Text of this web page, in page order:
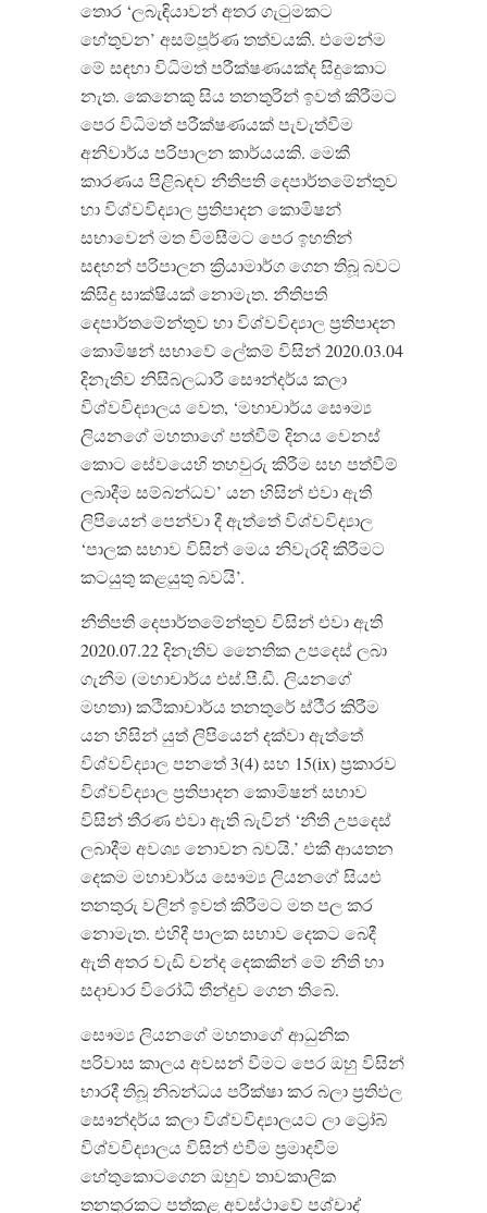
තොර ‘ලබැඳියාවන් අතර ගැටුමකට
හේතුවන’ අසම්පූර්ණ තත්වයකි. එමෙන්ම
මේ සඳහා විධිමත් පරීක්ෂණයක්ද සිදුකොට
නැත. කෙනෙකු සිය තනතුරින් ඉවත් කිරීමට
පෙර විධිමත් පරීක්ෂණයක් පැවැත්වීම
අනිවාර්ය පරිපාලන කාර්යයකි. මෙකී
කාරණය පිළිබඳව නීතිපති දෙපාර්තමේන්තුව
හා විශ්වවිද්‍යාල ප්‍රතිපාදන කොමිෂන්
සභාවෙන් මත විමසීමට පෙර ඉහතින්
සඳහන් පරිපාලන ක්‍රියාමාර්ග ගෙන තිබූ බවට
කිසිදු සාක්ෂියක් නොමැත. නීතිපති
දෙපාර්තමේන්තුව හා විශ්වවිද්‍යාල ප්‍රතිපාදන
කොමිෂන් සභාවේ ලේකම් විසින් 2020.03.04
දිනැතිව නිසිබලධාරී සෞන්දර්ය කලා
විශ්වවිද්‍යාලය වෙත, ‘මහාචාර්ය සෞම්‍ය
ලියනගේ මහතාගේ පත්වීම් දිනය වෙනස්
කොට සේවයෙහි තහවුරු කිරීම සහ පත්වීම්
ලබාදීම සම්බන්ධව’ යන හිසින් එවා ඇති
ලිපියෙන් පෙන්වා දී ඇත්තේ විශ්වවිද්‍යාල
‘පාලක සභාව විසින් මෙය නිවැරදි කිරීමට
කටයුතු කළයුතු බවයි’.
නීතිපති දෙපාර්තමේන්තුව විසින් එවා ඇති
2020.07.22 දිනැතිව නෛතික උපදෙස් ලබා
ගැනීම (මහාචාර්ය එස්.පී.ඩී. ලියනගේ
මහතා) කථිකාචාර්ය තනතුරේ ස්ථීර කිරීම
යන හිසින් යුත් ලිපියෙන් දක්වා ඇත්තේ
විශ්වවිද්‍යාල පනතේ 3(4) සහ 15(ix) ප්‍රකාරව
විශ්වවිද්‍යාල ප්‍රතිපාදන කොමිෂන් සභාව
විසින් තීරණ එවා ඇති බැවින් ‘නීති උපදෙස්
ලබාදීම අවශ්‍ය නොවන බවයි.’ එකී ආයතන
දෙකම මහාචාර්ය සෞම්‍ය ලියනගේ සියළු
තනතුරු වලින් ඉවත් කිරීමට මත පල කර
නොමැත. එහිදී පාලක සභාව දෙකට බෙදී
ඇති අතර වැඩි චන්ද දෙකකින් මේ නීති හා
සදාචාර විරෝධී තීන්දුව ගෙන තිබේ.
සෞම්‍ය ලියනගේ මහතාගේ ආධුනික
පරිවාස කාලය අවසන් වීමට පෙර ඔහු විසින්
භාරදී තිබූ නිබන්ධය පරීක්ෂා කර බලා ප්‍රතිඵල
සෞන්දර්ය කලා විශ්වවිද්‍යාලයට ලා ට්‍රෝබ්
විශ්වවිද්‍යාලය විසින් එවීම ප්‍රමාදවීම
හේතුකොටගෙන ඔහුව තාවකාලික
තනතුරකට පත්කළ අවස්ථාවේ පශ්චාද්